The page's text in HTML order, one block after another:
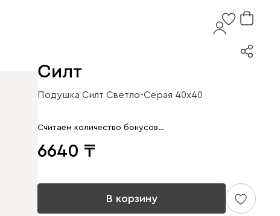
Силт
Подушка Силт Светло-Серая 40x40
Считаем количество бонусов…
6640
В корзину